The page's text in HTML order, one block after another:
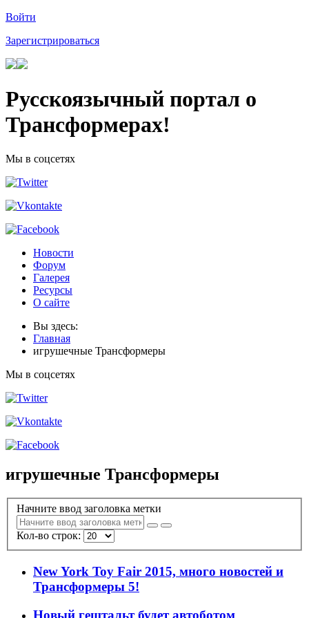
Войти
Зарегистрироваться
Русскоязычный портал о
Трансформерах!
Мы в соцсетях
Новости
Форум
Галерея
Ресурсы
О сайте
Вы здесь:
Главная
игрушечные Трансформеры
Мы в соцсетях
игрушечные Трансформеры
Начните ввод заголовка метки
Кол-во строк:
New York Toy Fair 2015, много новостей и
Трансформеры 5!
Новый гештальт будет автоботом